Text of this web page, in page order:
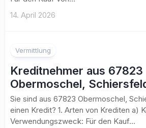
14. April 2026
Vermittlung
Kreditnehmer aus 67823
Obermoschel,
Sie sind aus 67823 Obermoschel,
einen Kredit? 1. Arten von Krediten a)
Verwendungszweck: Für den Kauf...